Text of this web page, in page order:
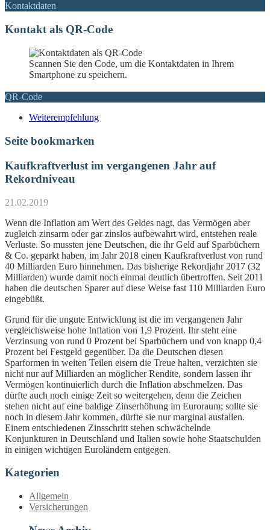
Kontaktdaten
Kontakt als QR-Code
Scannen Sie den Code, um die Kontaktdaten in Ihrem
Smartphone zu speichern.
QR-Code
Weiterempfehlung
Seite bookmarken
Kaufkraftverlust im vergangenen Jahr auf
Rekordniveau
21.02.2019
Wenn die Inflation am Wert des Geldes nagt, das Vermögen aber
zugleich zinsarm oder gar zinslos aufbewahrt wird, entstehen reale
Verluste. So mussten jene Deutschen, die ihr Geld auf Sparbüchern
& Co. geparkt haben, im Jahr 2018 einen Kaufkraftverlust von rund
40 Milliarden Euro hinnehmen. Das bisherige Rekordjahr 2017 (32
Milliarden) wurde damit noch einmal deutlich übertroffen. Seit 2011
haben die deutschen Sparer auf diese Weise fast 110 Milliarden Euro
eingebüßt.
Grund für die ungute Entwicklung ist die im vergangenen Jahr
vergleichsweise hohe Inflation von 1,9 Prozent. Ihr steht eine
Verzinsung von rund 0 Prozent bei Sparbüchern und von knapp 0,4
Prozent bei Festgeld gegenüber. Da die Deutschen diesen
Sparformen in weiten Teilen eisern die Treue halten, verzichten sie
nicht nur auf Milliarden an möglicher Rendite, sondern lassen ihr
Vermögen kontinuierlich durch die Inflation abschmelzen. Das
dürfte auch noch einige Zeit so weitergehen, denn die Zeichen
stehen nicht auf eine baldige Zinserhöhung im Euroraum; sollte sie
noch in diesem Jahr kommen, dürfte sie nur marginal ausfallen.
Einem entschiedenen Zinsschritt stehen schwächelnde
Konjunkturen in Deutschland und Italien sowie hohe Staatschulden
in einigen wichtigen Euroländern entgegen.
Kategorien
Allgemein
Versicherungen